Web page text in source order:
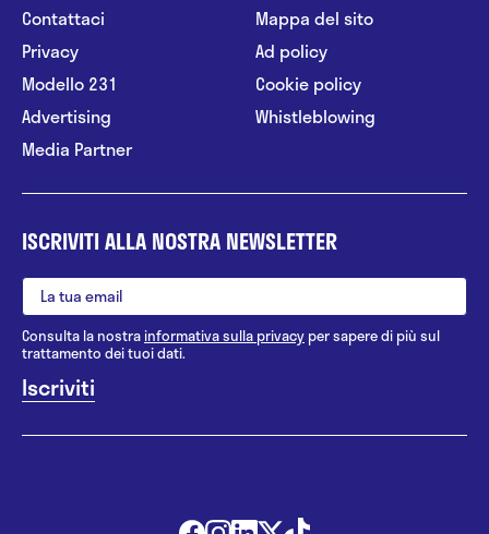
Contattaci
Privacy
Modello 231
Advertising
Media Partner
Mappa del sito
Ad policy
Cookie policy
Whistleblowing
ISCRIVITI ALLA NOSTRA NEWSLETTER
Consulta la nostrainformativa sulla privacy per sapere di più sul
trattamento dei tuoi dati.